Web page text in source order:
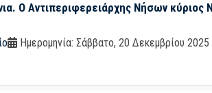
Ο Αντιπεριφερειάρχης Νήσων
Ημερομηνία: Σάββατο, 20 Δεκεμβρίου